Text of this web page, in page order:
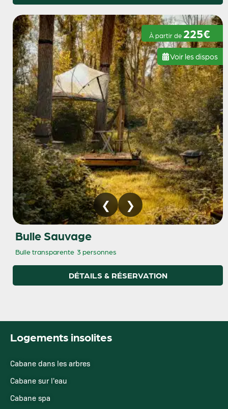
À partir de 225€
Voir les dispos
Bulle Sauvage
Bulle transparente 3 personnes
DÉTAILS & RÉSERVATION
Logements insolites
Cabane dans les arbres
Cabane sur l'eau
Cabane spa